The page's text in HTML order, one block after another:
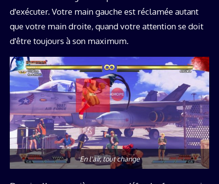
d'exécuter. Votre main gauche est réclamée autant
que votre main droite, quand votre attention se doit
d'être toujours à son maximum.
En l'air, tout change